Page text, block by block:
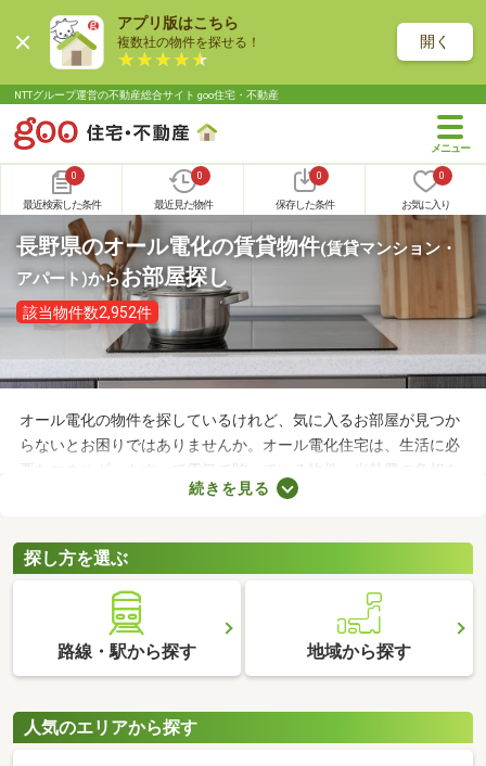
アプリ版はこちら
複数社の物件を探せる！ 開く
NTTグループ運営の不動産総合サイト goo住宅・不動産
0
最近検索した条件
0
最近見た物件
0
保存した条件
0
お気に入り
長野県のオール電化の賃貸物件(賃貸マンション・
アパート)からお部屋探し
該当物件数2,952件
オール電化の物件を探しているけれど、気に入るお部屋が見つか
らないとお困りではありませんか。オール電化住宅は、生活に必
要なエネルギーをすべて電気で賄っている物件。光熱費の負担を
抑える、ガスの使用による火災リスクがないなどのメリットがあ
を紹介します。
続きを見る
探し方を選ぶ
路線・駅から探す 地域から探す
人気のエリアから探す